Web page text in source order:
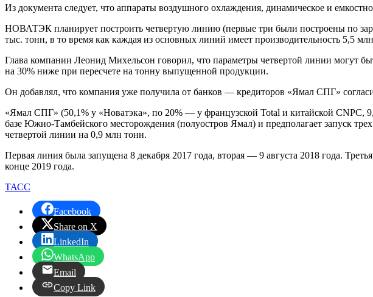
Из документа следует, что аппараты воздушного охлаждения, динамическое и
НОВАТЭК планирует построить четвертую линию (первые три были построены по
тыс. тонн, в то время как каждая из основных линий имеет производительность 5,5
Глава компании Леонид Михельсон говорил, что параметры четвертой линии могут
на 30% ниже при пересчете на тонну выпущенной продукции.
Он добавлял, что компания уже получила от банков — кредиторов «Ямал СПГ»
«Ямал СПГ» (50,1% у «Новатэка», по 20% — у французской Total и китайской
базе Южно-Тамбейского месторождения (полуостров Ямал) и предполагает запуск
четвертой линии на 0,9 млн тонн.
Первая линия была запущена 8 декабря 2017 года, вторая — 9 августа 2018 года.
конце 2019 года.
ТАСС
Facebook
Share on X
LinkedIn
WhatsApp
Email
Copy Link